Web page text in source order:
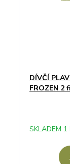
DÍVČÍ
FROZEN 2
SKLADEM 1